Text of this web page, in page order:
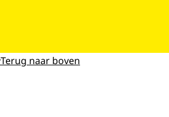
Terug naar boven